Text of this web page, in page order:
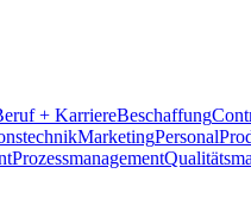
+ KarriereBeschaffung
MarketingPersonal
Prozessmanagement